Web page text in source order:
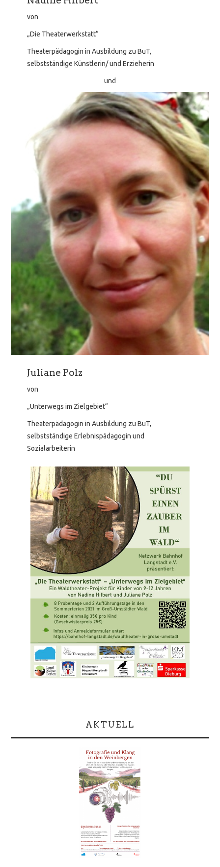
von
„Die Theaterwerkstatt“
Theaterpädagogin in Ausbildung zu BuT,
selbstständige Künstlerin/ und Erzieherin
und
Juliane Polz
von
„Unterwegs im Zielgebiet“
Theaterpädagogin in Ausbildung zu BuT,
selbstständige Erlebnispädagogin und
Sozialarbeiterin
AKTUELL